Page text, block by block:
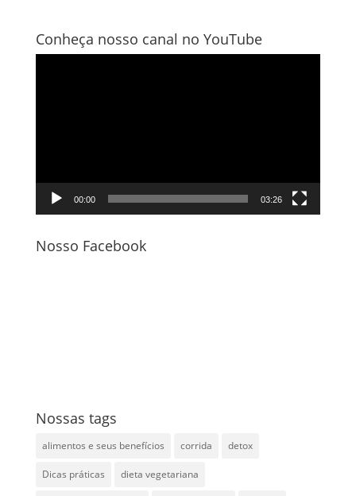
Conheça nosso canal no YouTube
00:00 03:26
Nosso Facebook
Nossas tags
alimentos e seus benefícios corrida detox
Dicas práticas dieta vegetariana